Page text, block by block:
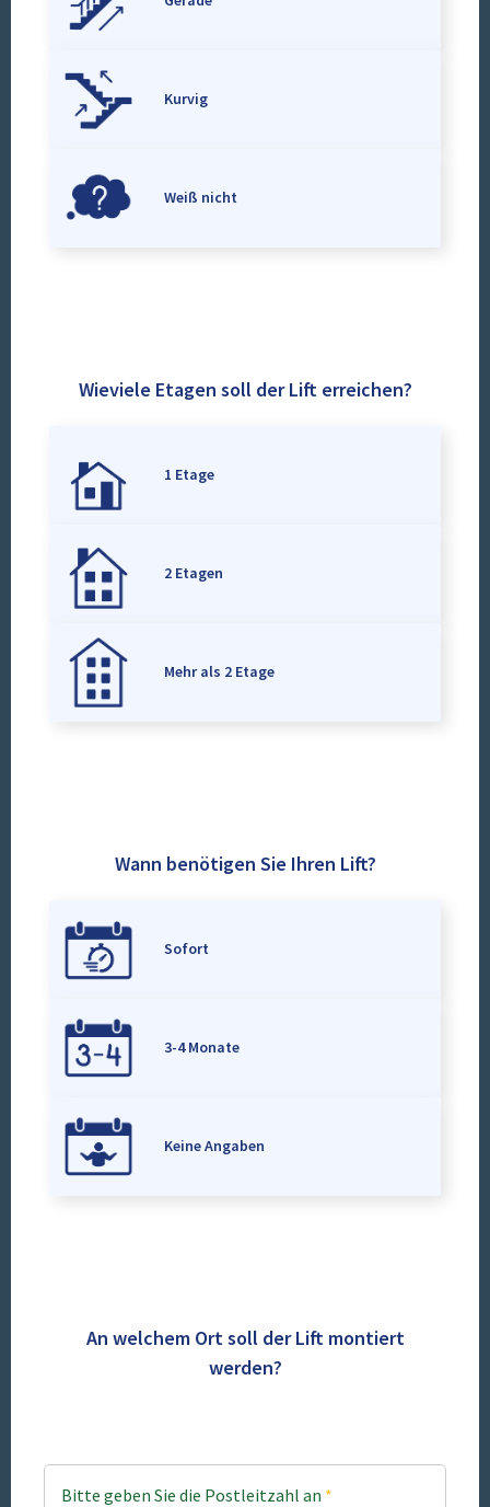
Kurvig
Weiß nicht
Wieviele Etagen soll der Lift erreichen?
1 Etage
2 Etagen
Mehr als 2 Etage
Wann benötigen Sie Ihren Lift?
Sofort
3-4 Monate
Keine Angaben
An welchem Ort soll der Lift montiert
werden?
Bitte geben Sie die Postleitzahl an *